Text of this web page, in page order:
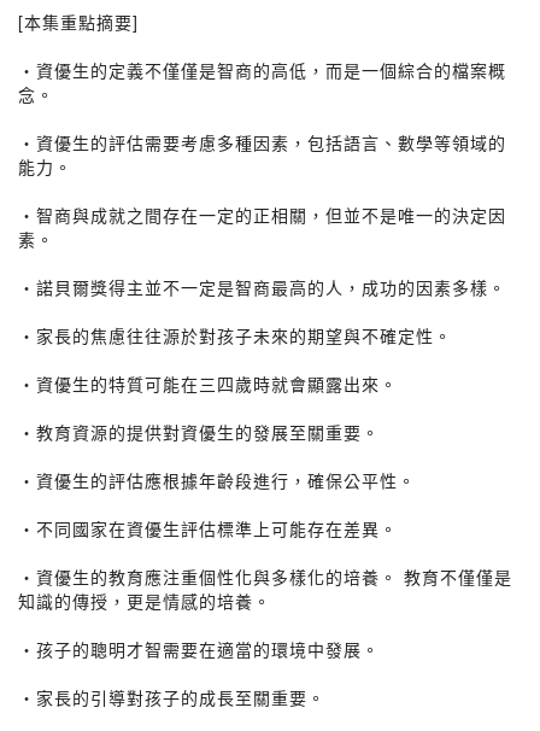
[本集重點摘要]
・資優生的定義不僅僅是智商的高低，而是一個綜合的檔案概
念。
・資優生的評估需要考慮多種因素，包括語言、數學等領域的
能力。
・智商與成就之間存在一定的正相關，但並不是唯一的決定因
素。
・諾貝爾獎得主並不一定是智商最高的人，成功的因素多樣。
・家長的焦慮往往源於對孩子未來的期望與不確定性。
・資優生的特質可能在三四歲時就會顯露出來。
・教育資源的提供對資優生的發展至關重要。
・資優生的評估應根據年齡段進行，確保公平性。
・不同國家在資優生評估標準上可能存在差異。
・資優生的教育應注重個性化與多樣化的培養。 教育不僅僅是
知識的傳授，更是情感的培養。
・孩子的聰明才智需要在適當的環境中發展。
・家長的引導對孩子的成長至關重要。